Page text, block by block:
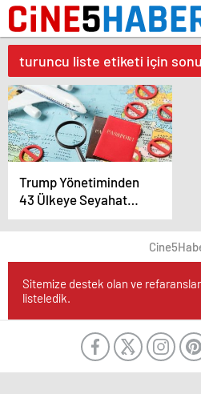
turuncu liste etiketi için
Trump Yönetiminden
43 Ülkeye Seyahat
Yasağı Planı
Sitemize destek olan ve
listeledik.